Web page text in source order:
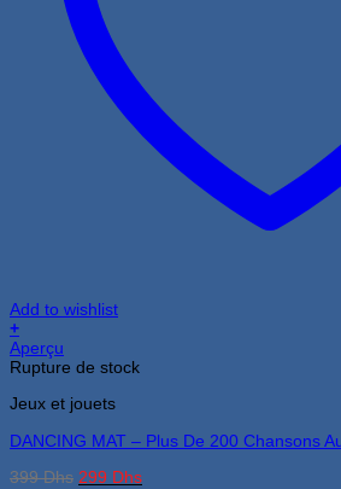
Add to wishlist
+
Aperçu
Rupture de stock
Jeux et jouets
DANCING MAT – Plus De 200 Chansons
399Dhs Le
299 DhsLe